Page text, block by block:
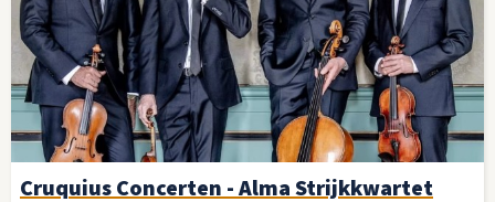
Cruquius Concerten - Alma Strijkkwartet